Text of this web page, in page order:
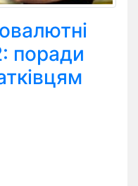
поради